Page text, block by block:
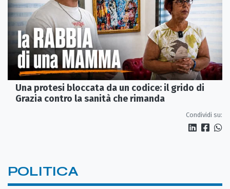
Una protesi bloccata da un codice: il grido di
Grazia contro la sanità che rimanda
Condividi su:
POLITICA